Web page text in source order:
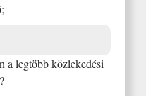
a legtöbb közlekedési